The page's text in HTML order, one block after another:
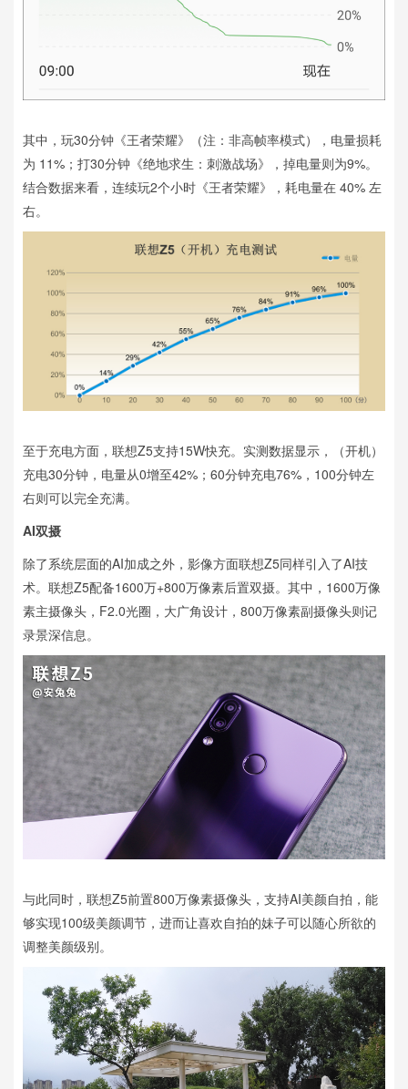
其中，玩30分钟《王者荣耀》（注：非高帧率模式），电量损耗
为 11%；打30分钟《绝地求生：刺激战场》，掉电量则为9%。
结合数据来看，连续玩2个小时《王者荣耀》，耗电量在 40% 左
右。
至于充电方面，联想Z5支持15W快充。实测数据显示，（开机）
充电30分钟，电量从0增至42%；60分钟充电76%，100分钟左
右则可以完全充满。
AI双摄
除了系统层面的AI加成之外，影像方面联想Z5同样引入了AI技
术。联想Z5配备1600万+800万像素后置双摄。其中，1600万像
素主摄像头，F2.0光圈，大广角设计，800万像素副摄像头则记
录景深信息。
与此同时，联想Z5前置800万像素摄像头，支持AI美颜自拍，能
够实现100级美颜调节，进而让喜欢自拍的妹子可以随心所欲的
调整美颜级别。